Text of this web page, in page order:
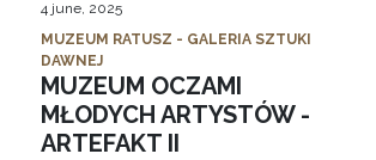
4 june, 2025
MUZEUM RATUSZ - GALERIA SZTUKI
DAWNEJ
MUZEUM OCZAMI
MŁODYCH ARTYSTÓW -
ARTEFAKT II